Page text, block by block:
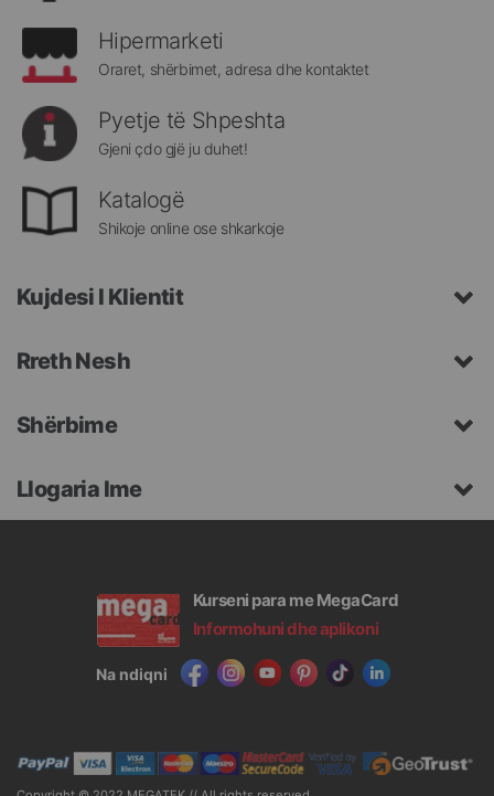
Hipermarketi
Oraret, shërbimet, adresa dhe kontaktet
Pyetje të Shpeshta
Gjeni çdo gjë ju duhet!
Katalogë
Shikoje online ose shkarkoje
Kujdesi I Klientit
Rreth Nesh
Shërbime
Llogaria Ime
Kurseni para me MegaCard
Informohuni dhe aplikoni
Na ndiqni